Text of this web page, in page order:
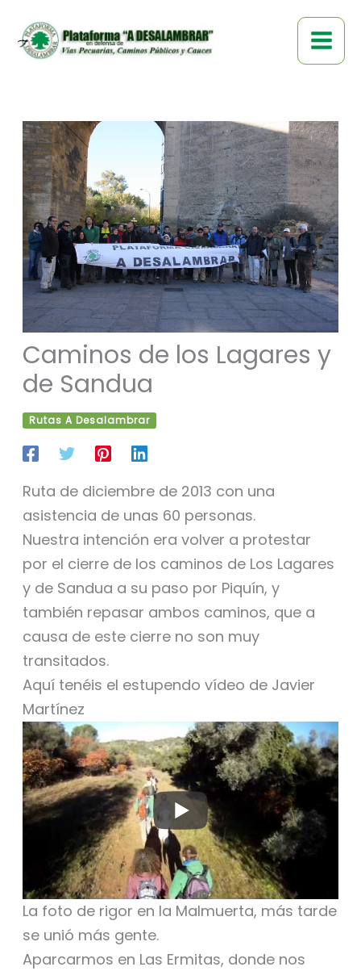
contenido
Caminos de los Lagares y
de Sandua
Rutas A Desalambrar
Ruta de diciembre de 2013 con una
asistencia de unas 60 personas.
Nuestra intención era volver a protestar
por el cierre de los caminos de Los Lagares
y de Sandua a su paso por Piquín, y
también repasar ambos caminos, que a
causa de este cierre no son muy
transitados.
Aquí tenéis el estupendo vídeo de Javier
Martínez
La foto de rigor en la Malmuerta, más tarde
se unió más gente.
Aparcarmos en Las Ermitas, donde nos